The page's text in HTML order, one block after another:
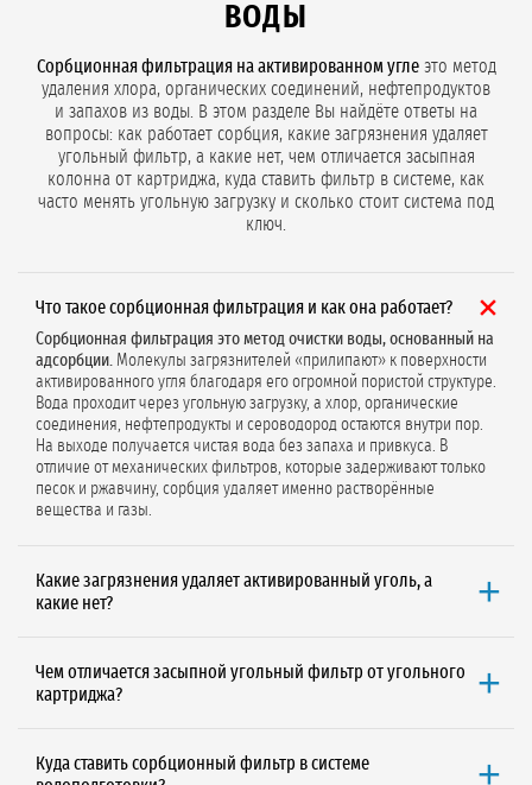
ВОДЫ
Сорбционная фильтрация на активированном углеэто метод
удаления хлора, органических соединений, нефтепродуктов
и запахов из воды. В этом разделе Вы найдёте ответы на
вопросы: как работает сорбция, какие загрязнения удаляет
угольный фильтр, а какие нет, чем отличается засыпная
колонна от картриджа, куда ставить фильтр в системе, как
часто менять угольную загрузку и сколько стоит система под
ключ.
Что такое сорбционная фильтрация и как она работает?
Сорбционная фильтрация это метод очистки воды, основанный на
адсорбции. Молекулы загрязнителей «прилипают» к поверхности
активированного угля благодаря его огромной пористой структуре.
Вода проходит через угольную загрузку, а хлор, органические
соединения, нефтепродукты и сероводород остаются внутри пор.
На выходе получается чистая вода без запаха и привкуса. В
отличие от механических фильтров, которые задерживают только
песок и ржавчину, сорбция удаляет именно растворённые
вещества и газы.
Какие загрязнения удаляет активированный уголь, а
какие нет?
растворители, фенолы), сероводород (запах тухлых яиц), привкусы
и запахи, некоторые пестициды и гербициды, а также
тяжёлые металлы (в растворённой форме), нитраты и нитриты,
Чем отличается засыпной угольный фильтр от угольного
картриджа?
малых расходов (до 1 м³/ч), просты в обслуживании, но дороже в
Куда ставить сорбционный фильтр в системе